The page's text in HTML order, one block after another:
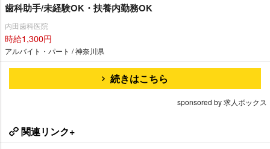
歯科助手/未経験OK・扶養内勤務OK
内田歯科医院
時給1,300円
アルバイト・パート / 神奈川県
続きはこちら
sponsored by 求人ボックス
関連リンク+